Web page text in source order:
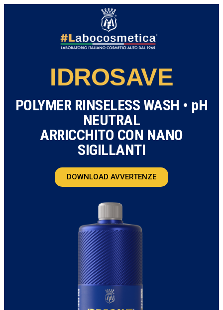
IDROSAVE
POLYMER RINSELESS WASH • pH
NEUTRAL
ARRICCHITO CON NANO
SIGILLANTI
DOWNLOAD AVVERTENZE